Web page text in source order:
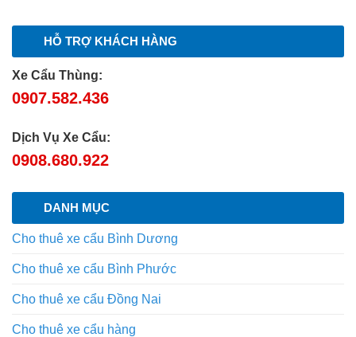
HỖ TRỢ KHÁCH HÀNG
Xe Cẩu Thùng:
0907.582.436
Dịch Vụ Xe Cẩu:
0908.680.922
DANH MỤC
Cho thuê xe cẩu Bình Dương
Cho thuê xe cẩu Bình Phước
Cho thuê xe cẩu Đồng Nai
Cho thuê xe cẩu hàng